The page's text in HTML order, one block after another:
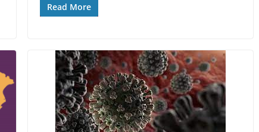
Read More